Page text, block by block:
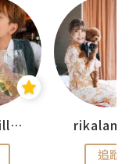
思思賢 ChillMyBabe
追蹤